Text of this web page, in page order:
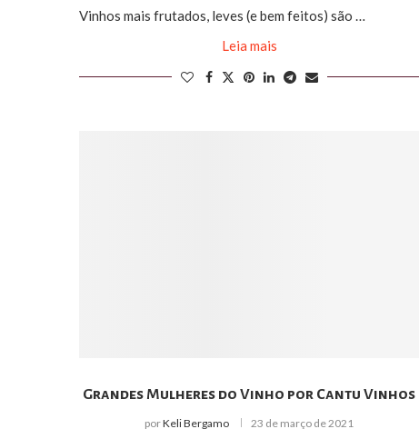
Vinhos mais frutados, leves (e bem feitos) são …
Leia mais
Grandes Mulheres do Vinho por Cantu Vinhos
porKeli Bergamo 23 de março de 2021